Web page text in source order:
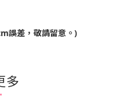
誤差，敬請留意。)
多